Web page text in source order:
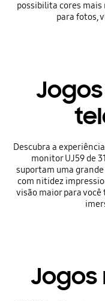
possibilita cores
para fotos,
Descubra a
monitor UJ59 de
suportam uma
com nitidez
visão maior para
Jogos